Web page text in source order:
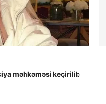
məhkəməsi keçirilib